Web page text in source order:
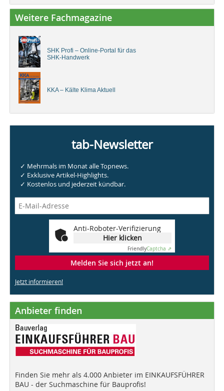
Weitere Fachmagazine
SHK Profi – Online-Portal für das
SHK-Handwerk
KKA – Kälte Klima Aktuell
tab-Newsletter
✓ Mehrmals im Monat alle Topnews.
✓ Exklusive Artikel-Highlights.
✓ Kostenlos und jederzeit kündbar.
Anti-Roboter-Verifizierung
Hier klicken
FriendlyCaptcha ⇗
Melden Sie sich jetzt an!
Jetzt informieren!
Anbieter finden
Finden Sie mehr als 4.000 Anbieter im EINKAUFSFÜHRER
BAU - der Suchmaschine für Bauprofis!